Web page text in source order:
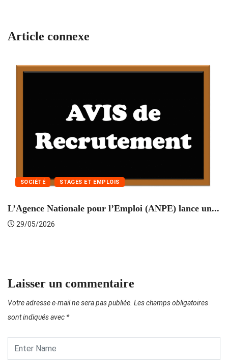
Article connexe
SOCIÉTÉ STAGES ET EMPLOIS
L’Agence Nationale pour l’Emploi (ANPE) lance un...
29/05/2026
Laisser un commentaire
Votre adresse e-mail ne sera pas publiée. Les champs obligatoires
sont indiqués avec *